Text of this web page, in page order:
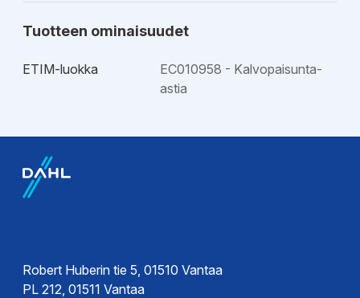
Tuotteen ominaisuudet
ETIM-luokka
EC010958 - Kalvopaisunta-
astia
Tekninen esite
Asennusohje
Robert Huberin tie 5, 01510 Vantaa
PL 212, 01511 Vantaa